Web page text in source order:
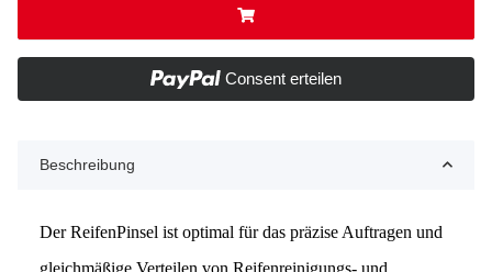
Consent erteilen
Beschreibung
Der ReifenPinsel ist optimal für das präzise Auftragen und
gleichmäßige Verteilen von Reifenreinigungs- und